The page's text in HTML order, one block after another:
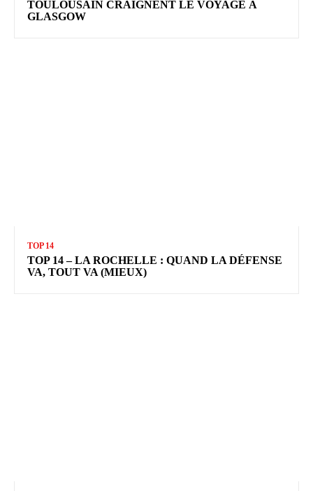
TOULOUSAIN CRAIGNENT LE VOYAGE À
GLASGOW
TOP 14
TOP 14 – LA ROCHELLE : QUAND LA DÉFENSE
VA, TOUT VA (MIEUX)